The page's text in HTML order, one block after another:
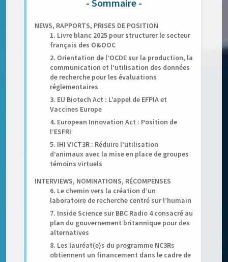
NEWS, RAPPORTS, PRISES DE POSITION
1. Livre blanc 2025 pour structurer le secteur
français des O&OOC
2. Orientation de l’OCDE sur la production, la
communication et l’utilisation des données
de recherche pour les évaluations
réglementaires
3. EU Biotech Act : L’appel de EFPIA et
Vaccines Europe
4. European Innovation Act : Position de
l’ESFRI
5. IHI VICT3R : Réduire l’utilisation
d’animaux avec la mise en place de groupes
témoins virtuels
INTERVIEWS, NOMINATIONS, RÉCOMPENSES
6. Le chemin vers la création d’un
laboratoire de recherche centré sur l’humain
7. Inside Science sur BBC Radio 4 consacré au
plan du gouvernement britannique pour des
alternatives
8. Les lauréat(e)s du programme NC3Rs
obtiennent un financement dans le cadre de